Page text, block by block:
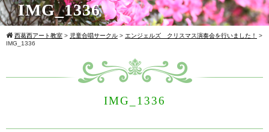
IMG_1336
西葛西アート教室 > 児童合唱サークル > エンジェルズ クリスマス演奏会を行いました！
>
IMG_1336
IMG_1336